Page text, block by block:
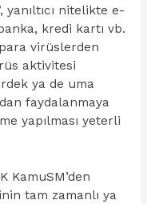
nitelikte e-
kredi kartı vb.
virüslerden
aktivitesi
ya de uma
faydalanmaya
yapılması yeterli
KamuSM’den
tam zamanlı ya